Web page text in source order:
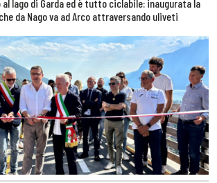
al lago di Garda ed è tutto ciclabile: inaugurata la
da Nago va ad Arco attraversando uliveti